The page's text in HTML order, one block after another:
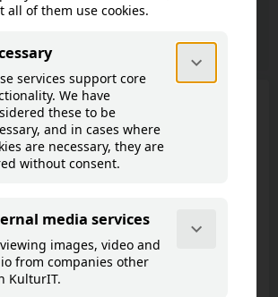
steinhovudet